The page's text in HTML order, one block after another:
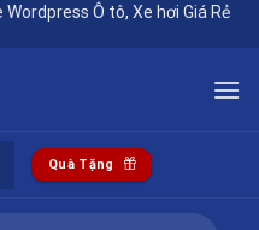
Wordpress Ô tô, Xe hơi Giá Rẻ
Quà Tặng